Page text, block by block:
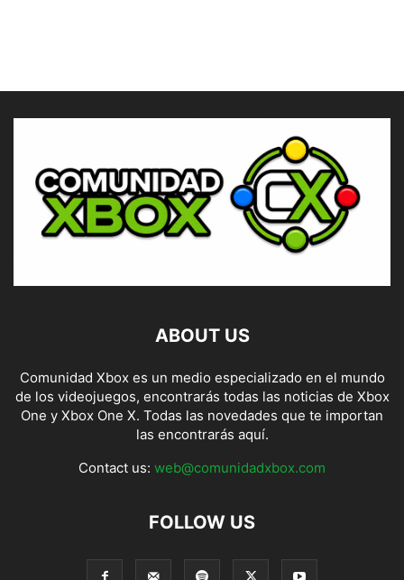
ABOUT US
Comunidad Xbox es un medio especializado en el mundo
de los videojuegos, encontrarás todas las noticias de Xbox
One y Xbox One X. Todas las novedades que te importan
las encontrarás aquí.
Contact us: web@comunidadxbox.com
FOLLOW US